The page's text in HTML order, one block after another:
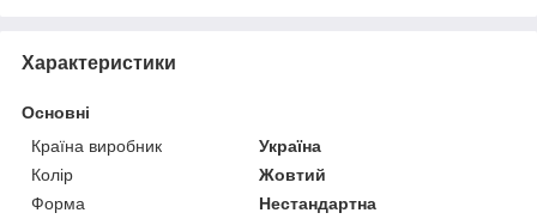
Характеристики
Основні
Країна виробник
Україна
Колір
Жовтий
Форма
Нестандартна